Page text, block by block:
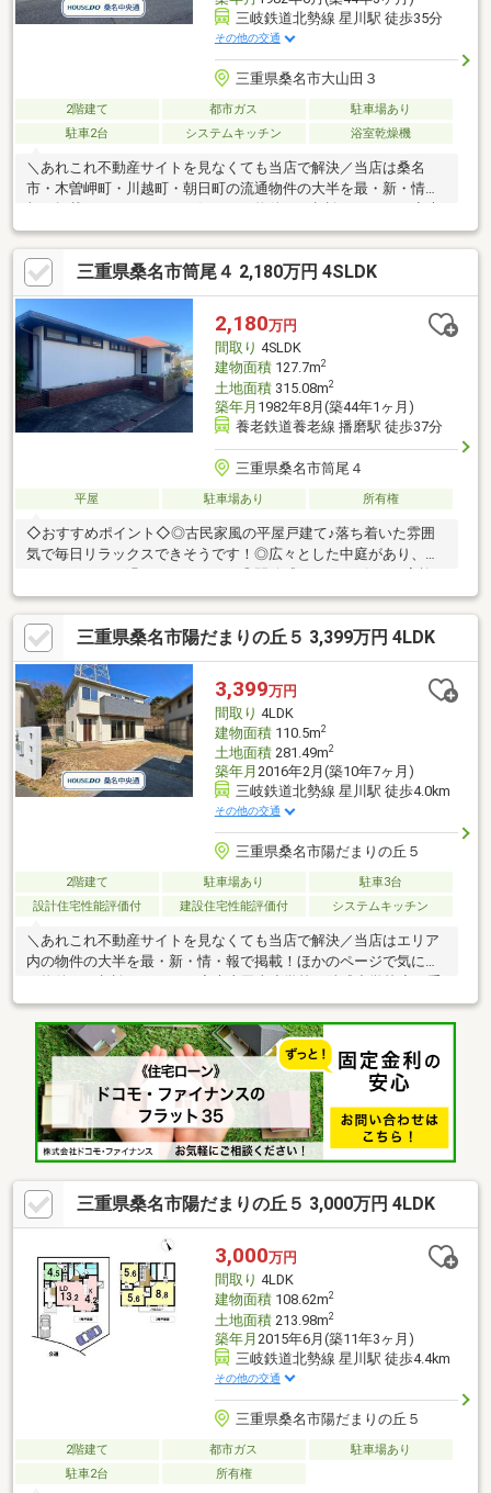
三岐鉄道北勢線 星川駅 徒歩35分
その他の交通
三重県桑名市大山田３
2階建て 都市ガス
駐車場あり
駐車2台
システムキッチン 浴室乾燥機
＼あれこれ不動産サイトを見なくても当店で解決／当店は桑名
市・木曽岬町・川越町・朝日町の流通物件の大半を最・新・情・
山田北小学校／光陵中学校◆三交バス「大山田三丁目」停まで徒
歩約2分◆全居室6帖以上◆食洗機、浴暖乾燥機付き◆スーパーま
で徒歩約5分※写真をクリックすると、詳細をご覧いただけます。
＝＝＝＝＝＝＝＝＝＝＝＝＝＝＝＝＝＝＝＝＝＝＝＝＝《失敗し
ない住宅ローン選び！》豊富な銀行金利情報を持っていますの
で、お客様の安心ゆとりのある資金計画をご提案できます＝＝＝
＝＝＝＝＝＝＝＝＝＝＝＝＝＝＝＝＝＝＝＝＝＝
三重県桑名市筒尾４ 2,180万円 4SLDK
2,180万円
間取り 4SLDK
建物面積127.7m2
土地面積315.08m2
築年月 1982年8月(築44年1ヶ月)
養老鉄道養老線 播磨駅 徒歩37分
三重県桑名市筒尾４
平屋 駐車場あり 所有権
◇おすすめポイント◇◎古民家風の平屋戸建て♪落ち着いた雰囲
気で毎日リラックスできそうです！◎広々とした中庭があり、休
自然と集まる憩いの場に！◇周辺環境◇コンビニ・スーパーが徒
歩10分圏内♪・Ichigokan＋PLUS桑名陽だまり店：徒歩約10分（約
800ｍ）・ファミリーマート桑名陽だまりの丘店：徒歩約5分（約
400ｍ）・V・drug陽だまりの丘店：徒歩約12分（約900ｍ）・桑
名大山田郵便局：徒歩約16分（約1200ｍ）・桑名三重信用金庫大
山田支店：徒歩約1分（約63ｍ）
三重県桑名市陽だまりの丘５ 3,399万円 4LDK
3,399万円
間取り 4LDK
建物面積110.5m2
土地面積281.49m2
築年月 2016年2月(築10年7ヶ月)
三岐鉄道北勢線 星川駅 徒歩4.0km
その他の交通
三重県桑名市陽だまりの丘５
2階建て 駐車場あり
駐車3台
設計住宅性能評価付
建設住宅性能評価付 システムキッチン
＼あれこれ不動産サイトを見なくても当店で解決／当店はエリア
内の物件の大半を最・新・情・報で掲載！ほかのページで気にな
交通バス「陽だまりの丘北停」まで徒歩約6分◆駐車場3台可能◆
オール電化住宅◆大和ハウスの家※写真をクリックすると、詳細
をご覧いただけます。＝＝＝＝＝＝＝＝＝＝＝＝＝＝＝＝＝＝＝
＝＝＝＝＝《失敗しない住宅ローン選び！》豊富な銀行金利情報
を持っていますので、お客様の安心ゆとりのある資金計画をご提
案できます。＝＝＝＝＝＝＝＝＝＝＝＝＝＝＝＝＝＝＝＝＝＝＝
＝
三重県桑名市陽だまりの丘５ 3,000万円 4LDK
3,000万円
間取り 4LDK
建物面積108.62m2
土地面積213.98m2
築年月 2015年6月(築11年3ヶ月)
三岐鉄道北勢線 星川駅 徒歩4.4km
その他の交通
三重県桑名市陽だまりの丘５
2階建て 都市ガス
駐車場あり
駐車2台
所有権